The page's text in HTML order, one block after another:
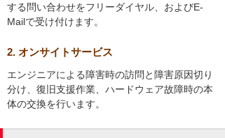
する問い合わせをフリーダイヤル、およびE-
Mailで受け付けます。
2. オンサイトサービス
エンジニアによる障害時の訪問と障害原因切り
分け、復旧支援作業、ハードウェア故障時の本
体の交換を行います。